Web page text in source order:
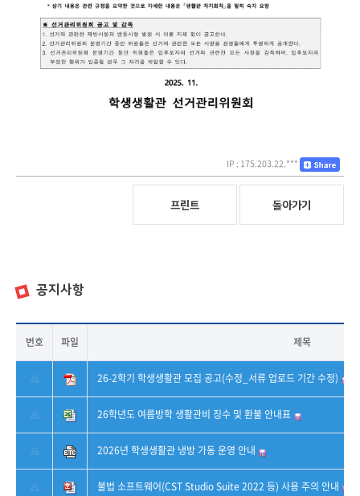
IP : 175.203.22.***
프린트 돌아가기
공지사항
번호 파일 제목
26-2학기 학생생활관 모집 공고(수정_서류 업로드 기간 수정)
26학년도 여름방학 생활관비 징수 및 환불 안내표
2026년 학생생활관 냉방 가동 운영 안내
불법 소프트웨어(CST Studio Suite 2022 등) 사용 주의 안내